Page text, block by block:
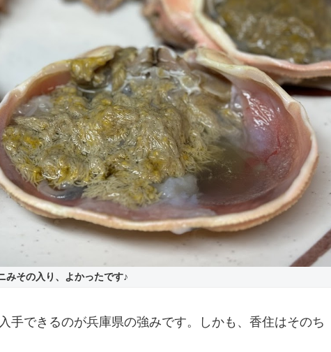
みその入り、よかったです♪
手できるのが兵庫県の強みです。しかも、香住はそのち